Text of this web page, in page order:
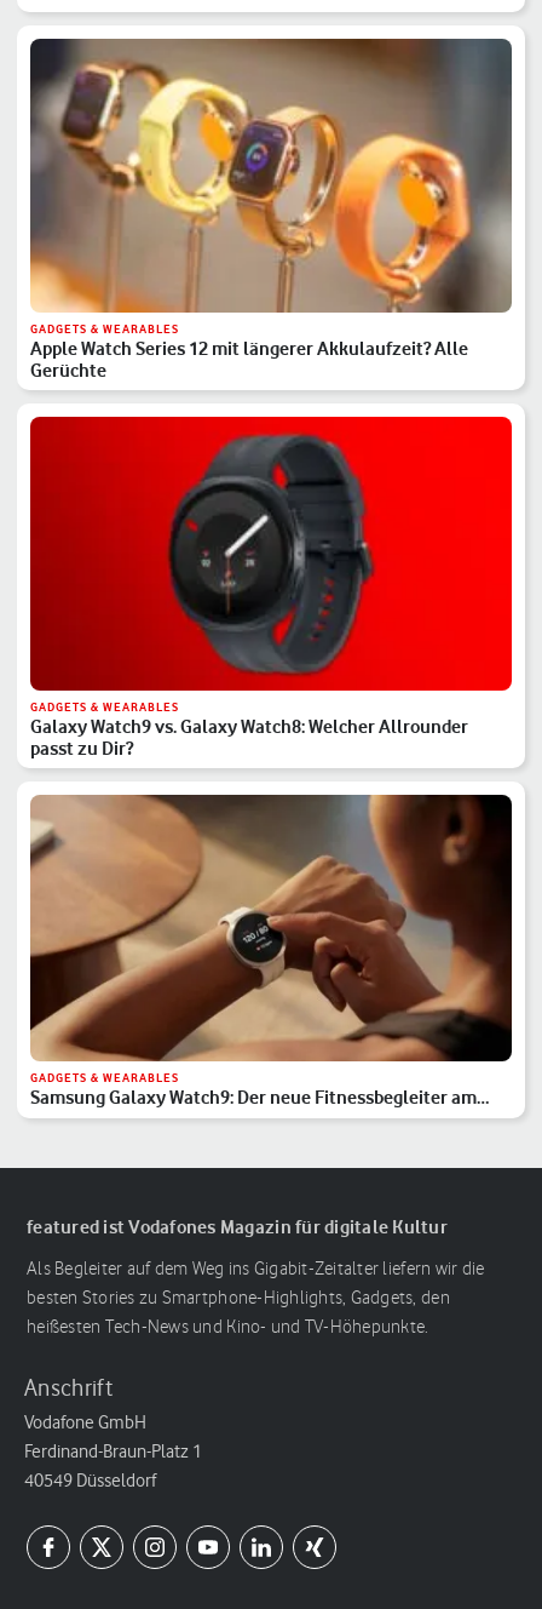
GADGETS & WEARABLES
Apple Watch Series 12 mit längerer Akkulaufzeit? Alle
Gerüchte
GADGETS & WEARABLES
Galaxy Watch9 vs. Galaxy Watch8: Welcher Allrounder
passt zu Dir?
GADGETS & WEARABLES
Samsung Galaxy Watch9: Der neue Fitnessbegleiter am
Handgelenk
featured ist Vodafones Magazin für digitale Kultur
Als Begleiter auf dem Weg ins Gigabit-Zeitalter liefern wir die
besten Stories zu Smartphone-Highlights, Gadgets, den
heißesten Tech-News und Kino- und TV-Höhepunkte.
Anschrift
Vodafone GmbH
Ferdinand-Braun-Platz 1
40549 Düsseldorf